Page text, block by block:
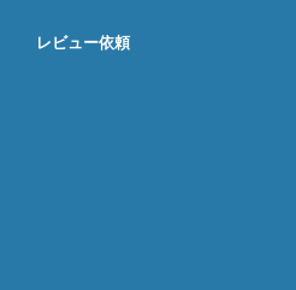
レビュー依頼